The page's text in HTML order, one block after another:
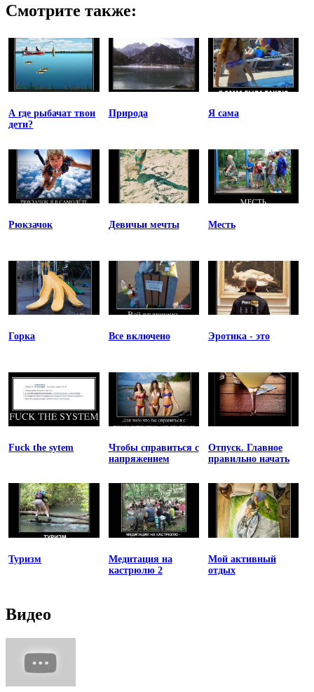
Смотрите также:
А где рыбачат твои
дети?
Природа Я сама
Рюкзачок Девичьи мечты Месть
Горка Все включено Эротика - это
Fuck the sytem
Чтобы справиться с
напряжением
Отпуск. Главное
правильно начать
Туризм
Медитация на
кастрюлю 2
Мой активный
отдых
Видео